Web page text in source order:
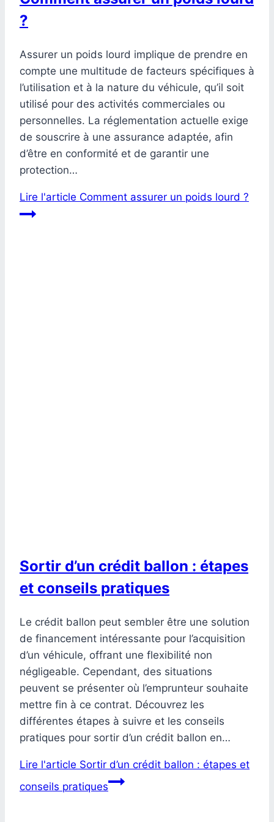
?
Assurer un poids lourd implique de prendre en
compte une multitude de facteurs spécifiques à
l’utilisation et à la nature du véhicule, qu’il soit
utilisé pour des activités commerciales ou
personnelles. La réglementation actuelle exige
de souscrire à une assurance adaptée, afin
d’être en conformité et de garantir une
protection…
Lire l'article Comment assurer un poids lourd ?
Sortir d’un crédit ballon : étapes
et conseils pratiques
Le crédit ballon peut sembler être une solution
de financement intéressante pour l’acquisition
d’un véhicule, offrant une flexibilité non
négligeable. Cependant, des situations
peuvent se présenter où l’emprunteur souhaite
mettre fin à ce contrat. Découvrez les
différentes étapes à suivre et les conseils
pratiques pour sortir d’un crédit ballon en…
Lire l'article Sortir d’un crédit ballon : étapes et
conseils pratiques